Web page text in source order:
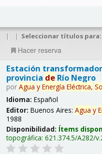
| | Seleccionar títulos para:
Hacer reserva
Estación
provincia deRío Negro
por Agua y Energía Eléctrica,
Idioma: Español
Editor: Buenos Aires: Agua y
1988
Disponibilidad: Ítems
topográfica: 621.374.5/A282/